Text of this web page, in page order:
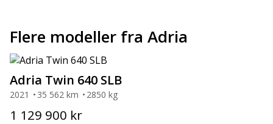
Flere modeller fra Adria
Adria Twin 640 SLB
2021 35 562 km 2850 kg
1 129 900 kr